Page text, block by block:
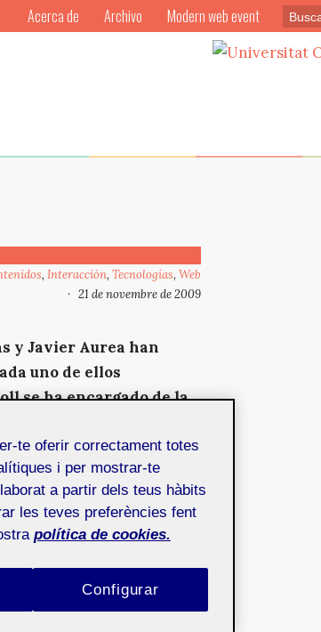
, Interacción, Tecnologías, Web
21 de novembre de 2009
y Javier Aurea han
uno de ellos
se ha encargado de la
web.
¿qué se ha
de Mosaic nos
fuera mucho más
revista digital que
Acerca de Archivo Modern web event
te oferir correctament totes
i per mostrar-te
a partir dels teus hàbits
les teves preferències fent
política de cookies.
Configurar